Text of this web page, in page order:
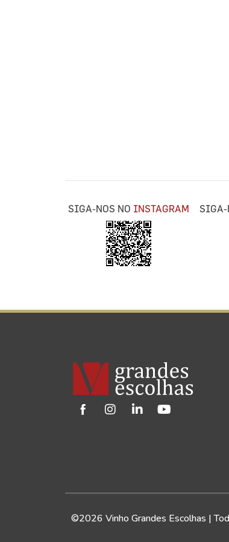
SIGA-NOS NO INSTAGRAM SIGA-
©2026 Vinho Grandes Escolhas |